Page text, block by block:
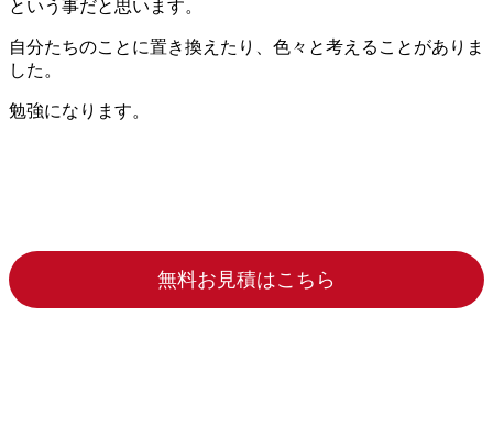
という事だと思います。
自分たちのことに置き換えたり、色々と考えることがありま
した。
勉強になります。
無料お見積はこちら